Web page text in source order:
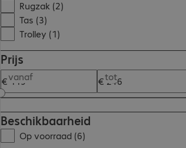
Rugzak (2)
Tas (3)
Trolley (1)
Prijs
vanaf tot
Beschikbaarheid
Op voorraad (6)